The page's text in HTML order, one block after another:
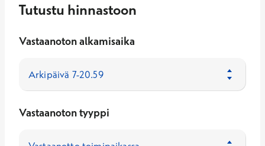
Tutustu hinnastoon
Vastaanoton alkamisaika
Vastaanoton tyyppi